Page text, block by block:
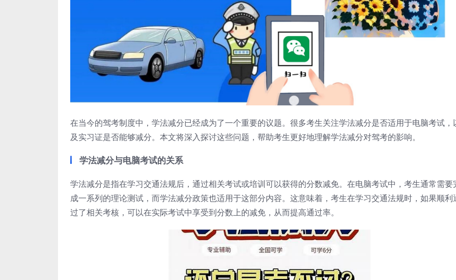
在当今的驾考制度中，学法减分已经成为了一个重要的议题。很多考生关注学法减分是否适用于电脑考试，
及实习证是否能够减分。本文将深入探讨这些问题，帮助考生更好地理解学法减分对驾考的影响。
学法减分与电脑考试的关系
学法减分是指在学习交通法规后，通过相关考试或培训可以获得的分数减免。在电脑考试中，考生通常需要
成一系列的理论测试，而学法减分政策也适用于这部分内容。这意味着，考生在学习交通法规时，如果顺利
过了相关考核，可以在实际考试中享受到分数上的减免，从而提高通过率。